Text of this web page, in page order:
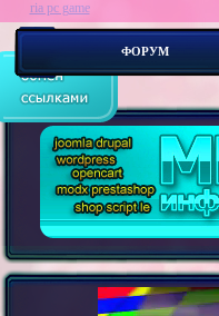
ФОРУМ
ria pc game